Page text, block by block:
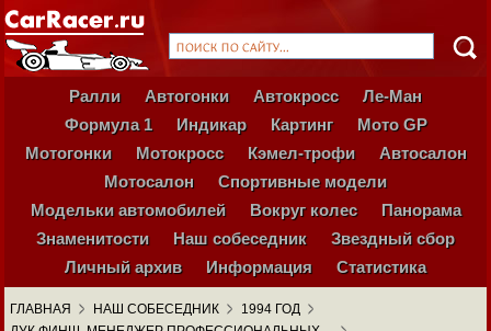
Ралли Автогонки Автокросс
Ле-Ман
Формула 1
Индикар Картинг
Мото GP
Мотогонки
Мотокросс Кэмел-трофи
Автосалон
Мотосалон
Спортивные модели
Модельки автомобилей
Вокруг колес
Панорама
Знаменитости
Наш собеседник
Звездный сбор
Личный архив
Информация Статистика
ГЛАВНАЯ НАШ СОБЕСЕДНИК
1994 ГОД